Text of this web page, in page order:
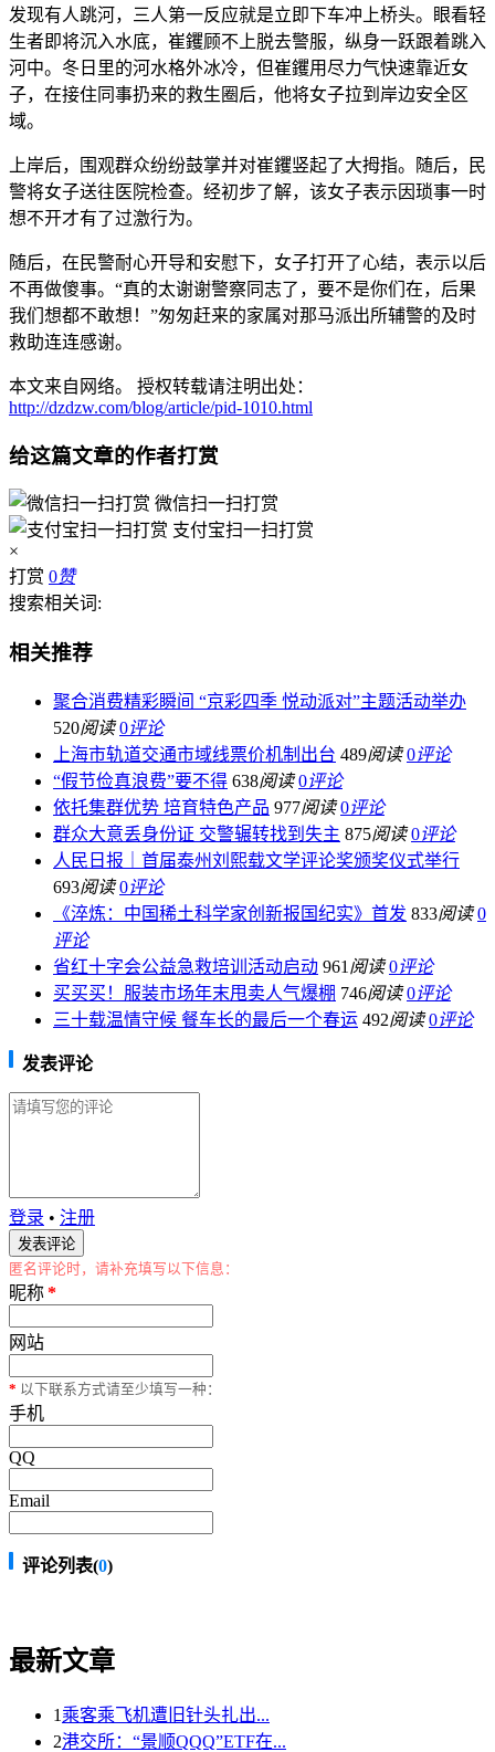
发现有人跳河，三人第一反应就是立即下车冲上桥头。眼看轻
生者即将沉入水底，崔钁顾不上脱去警服，纵身一跃跟着跳入
河中。冬日里的河水格外冰冷，但崔钁用尽力气快速靠近女
子，在接住同事扔来的救生圈后，他将女子拉到岸边安全区
域。
上岸后，围观群众纷纷鼓掌并对崔钁竖起了大拇指。随后，民
警将女子送往医院检查。经初步了解，该女子表示因琐事一时
想不开才有了过激行为。
随后，在民警耐心开导和安慰下，女子打开了心结，表示以后
不再做傻事。“真的太谢谢警察同志了，要不是你们在，后果
我们想都不敢想！”匆匆赶来的家属对那马派出所辅警的及时
救助连连感谢。
本文来自网络。 授权转载请注明出处：
http://dzdzw.com/blog/article/pid-1010.html
给这篇文章的作者打赏
微信扫一扫打赏
支付宝扫一扫打赏
×
打赏 0赞
搜索相关词:
相关推荐
聚合消费精彩瞬间 “京彩四季 悦动派对”主题活动举办
520阅读 0评论
上海市轨道交通市域线票价机制出台 489阅读 0评论
“假节俭真浪费”要不得 638阅读 0评论
依托集群优势 培育特色产品 977阅读 0评论
群众大意丢身份证 交警辗转找到失主 875阅读 0评论
人民日报｜首届泰州刘熙载文学评论奖颁奖仪式举行
693阅读 0评论
《淬炼：中国稀土科学家创新报国纪实》首发 833阅读 0
评论
省红十字会公益急救培训活动启动 961 阅读 0评论
买买买！服装市场年末甩卖人气爆棚 746阅读 0评论
三十载温情守候 餐车长的最后一个春运 492阅读 0评论
发表评论
登录 • 注册
匿名评论时，请补充填写以下信息：
昵称*
网站
* 以下联系方式请至少填写一种：
手机
QQ
Email
评论列表(0)
最新文章
1 乘客乘飞机遭旧针头扎出...
2港交所：“景顺QQQ”ETF在...